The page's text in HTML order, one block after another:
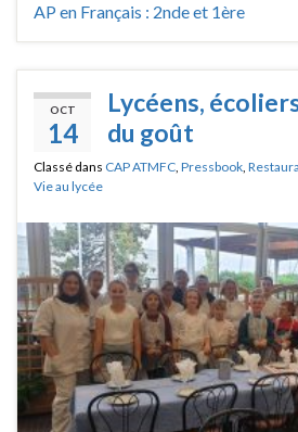
AP en Français : 2nde et 1ère
OCT
14
Lycéens,
du goût
Classé dans CAP ATMFC, Pressbook,
Vie au lycée